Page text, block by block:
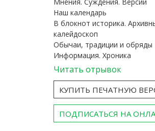
Наш календарь
В блокнот историка.
калейдоскоп
Обычаи, традиции и обряды
Информация. Хроника
Читать отрывок
КУПИТЬ ПЕЧАТНУЮ
ПОДПИСАТЬСЯ НА